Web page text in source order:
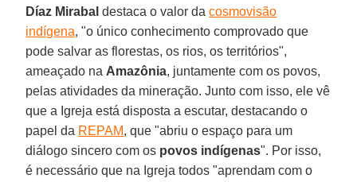
Díaz Mirabal destaca o valor dacosmovisão
indígena, "o único conhecimento comprovado que
pode salvar as florestas, os rios, os territórios",
ameaçado na Amazônia, juntamente com os povos,
pelas atividades da mineração. Junto com isso, ele vê
que a Igreja está disposta a escutar, destacando o
papel da REPAM, que "abriu o espaço para um
diálogo sincero com os povos indígenas". Por isso,
é necessário que na Igreja todos "aprendam com o